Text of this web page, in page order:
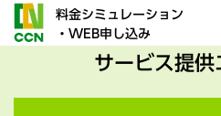
料金シミュレーション
・WEB申し込み
サービス提供